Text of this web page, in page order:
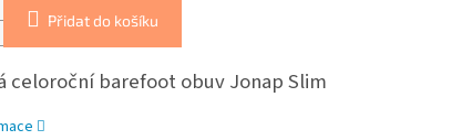
Přidat do košíku
celoroční barefoot obuv Jonap Slim